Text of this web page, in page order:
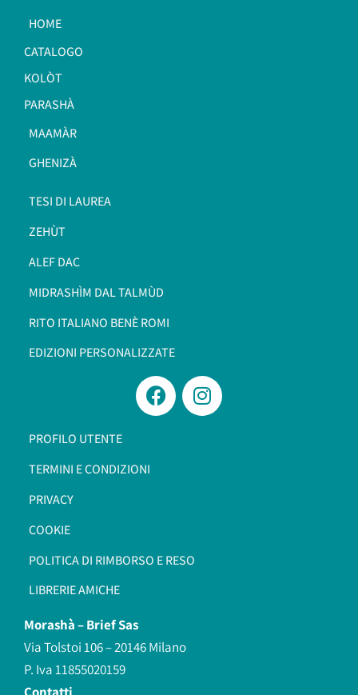
HOME
CATALOGO
KOLÒT
PARASHÀ
MAAMÀR
GHENIZÀ
TESI DI LAUREA
ZEHÙT
ALEF DAC
MIDRASHÌM DAL TALMÙD
RITO ITALIANO BENÈ ROMI​
EDIZIONI PERSONALIZZATE
PROFILO UTENTE
TERMINI E CONDIZIONI
PRIVACY
COOKIE
POLITICA DI RIMBORSO E RESO
LIBRERIE AMICHE
Morashà –Brief Sas
Via Tolstoi 106 – 20146 Milano
P. Iva 11855020159